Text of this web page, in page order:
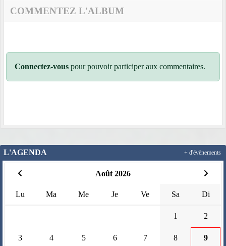
COMMENTEZ L'ALBUM
Connectez-vous pour pouvoir participer aux commentaires.
L'AGENDA
Août 2026
Lu Ma Me Je Ve Sa Di
1 2
3 4 5 6 7 8 9
+ d'évènements